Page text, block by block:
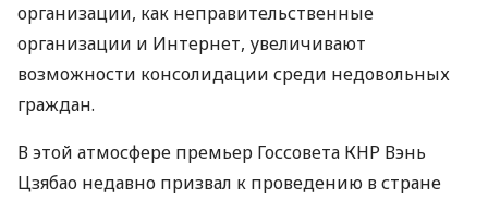
организации, как неправительственные
организации и Интернет, увеличивают
возможности консолидации среди недовольных
граждан.
В этой атмосфере премьер Госсовета КНР Вэнь
Цзябао недавно призвал к проведению в стране